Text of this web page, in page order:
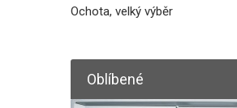
Ochota, velký výběr
Oblíbené